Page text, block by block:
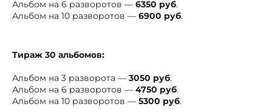
Альбом на 6 разворотов — 6350 руб.
Альбом на 10 разворотов — 6900 руб.
Тираж 30 альбомов:
Альбом на 3 разворота — 3050 руб.
Альбом на 6 разворотов — 4750 руб.
Альбом на 10 разворотов — 5300 руб.